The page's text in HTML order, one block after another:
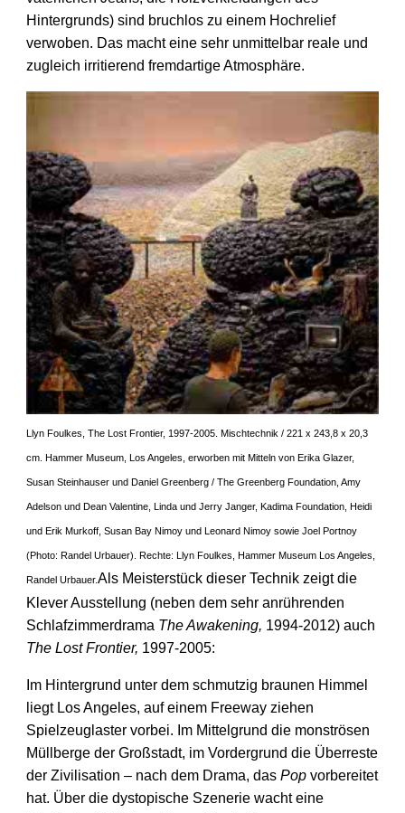
Hintergrunds) sind bruchlos zu einem Hochrelief
verwoben. Das macht eine sehr unmittelbar reale und
zugleich irritierend fremdartige Atmosphäre.
Llyn Foulkes, The Lost Frontier, 1997-2005. Mischtechnik / 221 x 243,8 x 20,3
cm. Hammer Museum, Los Angeles, erworben mit Mitteln von Erika Glazer,
Susan Steinhauser und Daniel Greenberg / The Greenberg Foundation, Amy
Adelson und Dean Valentine, Linda und Jerry Janger, Kadima Foundation, Heidi
und Erik Murkoff, Susan Bay Nimoy und Leonard Nimoy sowie Joel Portnoy
(Photo: Randel Urbauer). Rechte: Llyn Foulkes, Hammer Museum Los Angeles,
Randel Urbauer.Als Meisterstück dieser Technik zeigt die
Klever Ausstellung (neben dem sehr anrührenden
Schlafzimmerdrama The Awakening, 1994-2012) auch
The Lost Frontier, 1997-2005:
Im Hintergrund unter dem schmutzig braunen Himmel
liegt Los Angeles, auf einem Freeway ziehen
Spielzeuglaster vorbei. Im Mittelgrund die monströsen
Müllberge der Großstadt, im Vordergrund die Überreste
der Zivilisation – nach dem Drama, das Popvorbereitet
hat. Über die dystopische Szenerie wacht eine